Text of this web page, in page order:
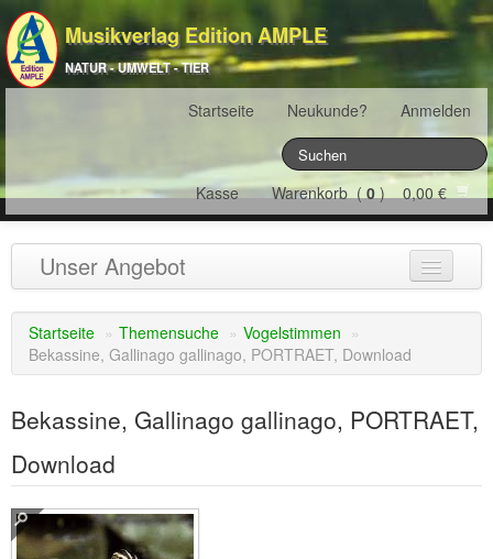
Musikverlag Edition AMPLE
NATUR - UMWELT - TIER
Startseite Neukunde? Anmelden
Kasse Warenkorb (0) 0,00 €
Unser Angebot
NATURJAHR(12)
ÖSTERREICH(22)
Serie ENTSPANNUNG NATUR
Startseite » Themensuche » Vogelstimmen »
Bekassine, Gallinago gallinago, PORTRAET, Download
Bekassine, Gallinago gallinago, PORTRAET,
Download